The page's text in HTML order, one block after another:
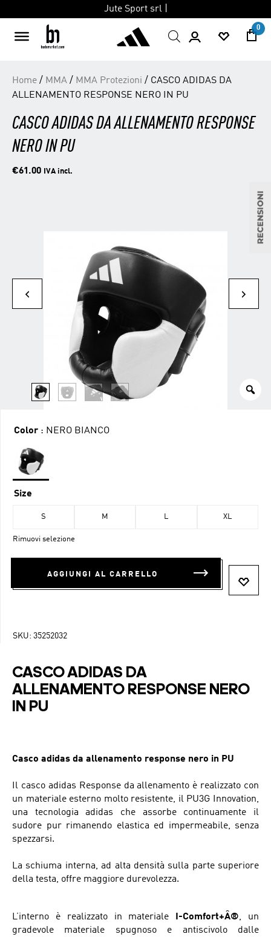
content
0
Home / MMA / MMA Protezioni / CASCO ADIDAS DA
ALLENAMENTO RESPONSE NERO IN PU
CASCO ADIDAS DA ALLENAMENTO RESPONSE
NERO IN PU
€61.00 IVA incl.
Color : NERO BIANCO
Size
S M L XL
Rimuovi selezione
AGGIUNGI AL CARRELLO
SKU: 35252032
CASCO ADIDAS DA
ALLENAMENTO RESPONSE NERO
IN PU
Casco adidas da allenamento response nero in PU
Il casco adidas Response da allenamento è realizzato con
un materiale esterno molto resistente, il PU3G Innovation,
una tecnologia adidas che assorbe continuamente il
sudore pur rimanendo elastica ed impermeabile, senza
spezzarsi.
La schiuma interna, ad alta densità sulla parte superiore
della testa, offre maggiore durevolezza.
L’interno è realizzato in materiale I-Comfort+Â®, un
gradevole materiale spugnoso e antiscivolo dalle
Jute Sport srl |